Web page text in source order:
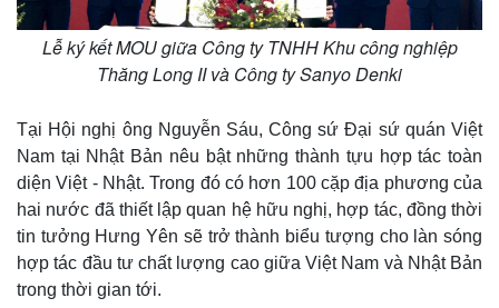
Lễ ký kết MOU giữa Công ty TNHH Khu công nghiệp
Thăng Long II và Công ty Sanyo Denki
Tại Hội nghị ông Nguyễn Sáu, Công sứ Đại sứ quán Việt
Nam tại Nhật Bản nêu bật những thành tựu hợp tác toàn
diện Việt - Nhật. Trong đó có hơn 100 cặp địa phương của
hai nước đã thiết lập quan hệ hữu nghị, hợp tác, đồng thời
tin tưởng Hưng Yên sẽ trở thành biểu tượng cho làn sóng
hợp tác đầu tư chất lượng cao giữa Việt Nam và Nhật Bản
trong thời gian tới.